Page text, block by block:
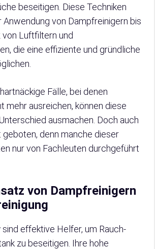
beseitigen. Diese Techniken
Anwendung von Dampfreinigern bis
von Luftfiltern und
die eine effiziente und gründliche
Fälle, bei denen
mehr ausreichen, können diese
ausmachen. Doch auch
geboten, denn manche dieser
nur von Fachleuten durchgeführt
von Dampfreinigern
sind effektive Helfer, um Rauch-
zu beseitigen. Ihre hohe